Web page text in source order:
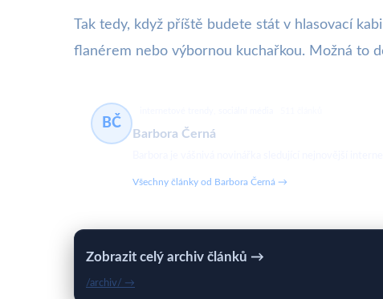
Tak tedy, když příště budete stát v hlasovací
flanérem nebo výbornou kuchařkou. Možná to
BČ
Barbora Černá
Všechny články od Barbora Černá →
Zobrazit celý archiv článků →
/archiv/ →